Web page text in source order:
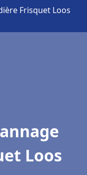
Frisquet Loos
Loos